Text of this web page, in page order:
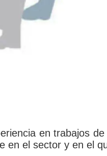
en trabajos
en el sector y en el